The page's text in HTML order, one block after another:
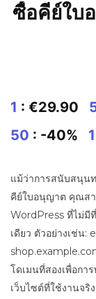
ซื้อคีย์ใบ
1 : €29.90
50 : -40%
แม้ว่าการสนับสนุนท
คีย์ใบอนุญาต คุณสา
WordPress ที่ไม่มี
เดียว ตัวอย่างเช่น
โดเมนที่สองเพื่อกา
เว็บไซต์ที่ใช้งานจ